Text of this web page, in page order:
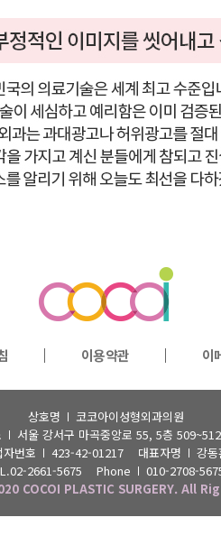
이용약관 이
상호명 코코아이성형외과의원
서울 강서구 마곡중앙로 55, 5층
자번호
423-42-01217 대표자명
강
2661-5675 Phone 010-2708-
COCOI PLASTIC SURGERY. All